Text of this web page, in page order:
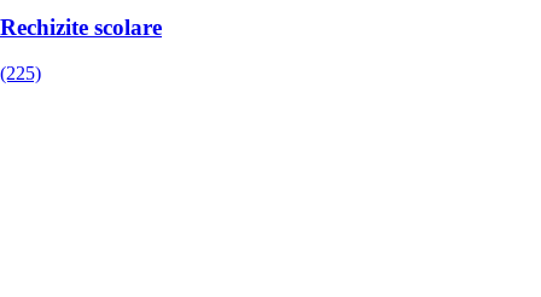
Rechizite scolare
(225)